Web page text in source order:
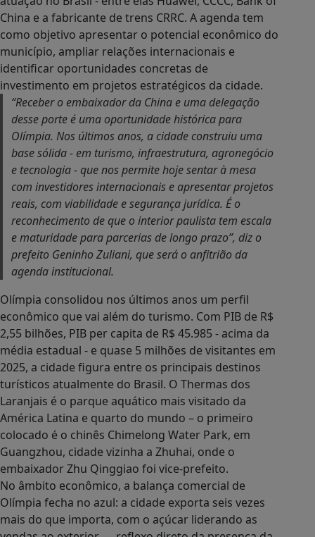
China e a fabricante de trens CRRC. A agenda tem
como objetivo apresentar o potencial econômico do
município, ampliar relações internacionais e
identificar oportunidades concretas de
investimento em projetos estratégicos da cidade.
“Receber o embaixador da China e uma delegação
desse porte é uma oportunidade histórica para
Olímpia. Nos últimos anos, a cidade construiu uma
base sólida - em turismo, infraestrutura, agronegócio
e tecnologia - que nos permite hoje sentar à mesa
com investidores internacionais e apresentar projetos
reais, com viabilidade e segurança jurídica. É o
reconhecimento de que o interior paulista tem escala
e maturidade para parcerias de longo prazo”, diz o
prefeito Geninho Zuliani, que será o anfitrião da
agenda institucional.
Olímpia consolidou nos últimos anos um perfil
econômico que vai além do turismo. Com PIB de R$
2,55 bilhões, PIB per capita de R$ 45.985 - acima da
média estadual - e quase 5 milhões de visitantes em
2025, a cidade figura entre os principais destinos
turísticos atualmente do Brasil. O Thermas dos
Laranjais é o parque aquático mais visitado da
América Latina e quarto do mundo – o primeiro
colocado é o chinês Chimelong Water Park, em
Guangzhou, cidade vizinha a Zhuhai, onde o
embaixador Zhu Qinggiao foi vice-prefeito.
No âmbito econômico, a balança comercial de
Olímpia fecha no azul: a cidade exporta seis vezes
mais do que importa, com o açúcar liderando as